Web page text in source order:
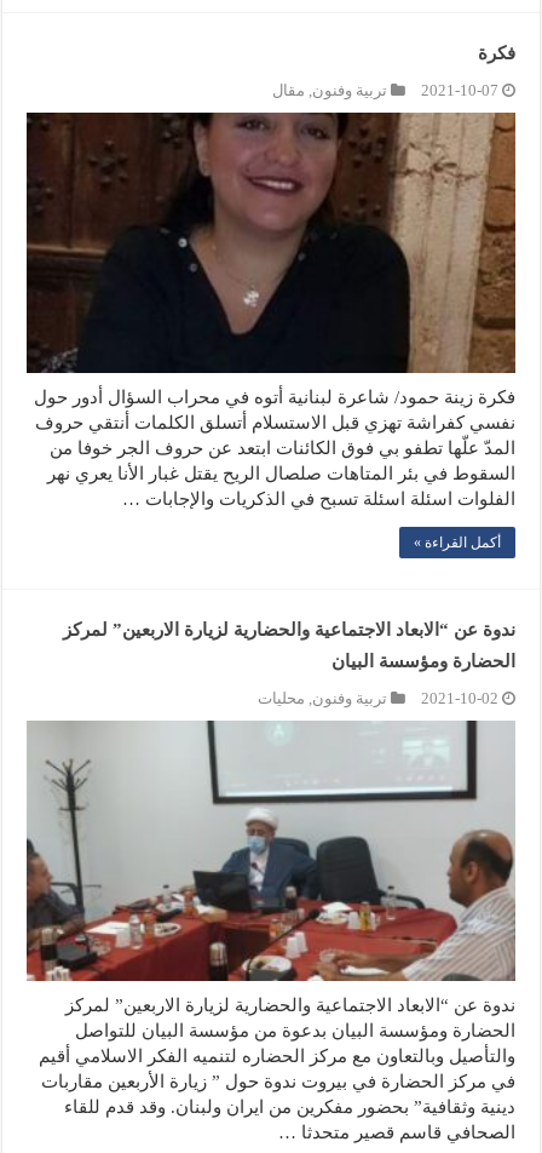
فكرة
2021-10-07 تربية وفنون, مقال
فكرة زينة حمود/ شاعرة لبنانية أتوه في محراب السؤال أدور حول
نفسي كفراشة تهزي قبل الاستسلام أتسلق الكلمات أنتقي حروف
المدّ علّها تطفو بي فوق الكائنات ابتعد عن حروف الجر خوفا من
السقوط في بئر المتاهات صلصال الريح يقتل غبار الأنا يعري نهر
الفلوات اسئلة اسئلة تسبح في الذكريات والإجابات …
أكمل القراءة »
ندوة عن “الابعاد الاجتماعية والحضارية لزيارة الاربعين” لمركز
الحضارة ومؤسسة البيان
2021-10-02 تربية وفنون, محليات
ندوة عن “الابعاد الاجتماعية والحضارية لزيارة الاربعين” لمركز
الحضارة ومؤسسة البيان بدعوة من مؤسسة البيان للتواصل
والتأصيل وبالتعاون مع مركز الحضاره لتنميه الفكر الاسلامي أقيم
في مركز الحضارة في بيروت ندوة حول ” زيارة الأربعين مقاربات
دينية وثقافية” بحضور مفكرين من ايران ولبنان. وقد قدم للقاء
الصحافي قاسم قصير متحدثا …